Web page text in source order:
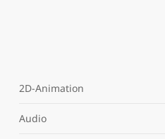
2D-Animation
Audio